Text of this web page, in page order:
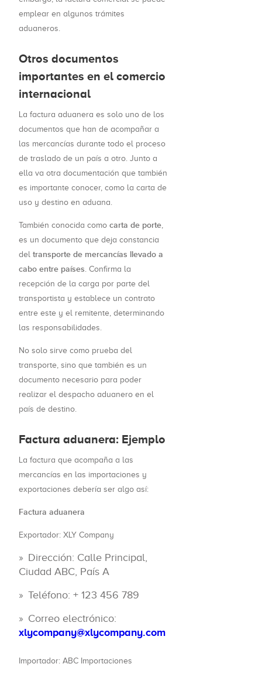
emplear en algunos trámites
aduaneros.
Otros documentos
importantes en el comercio
internacional
La factura aduanera es solo uno de los
documentos que han de acompañar a
las mercancías durante todo el proceso
de traslado de un país a otro. Junto a
ella va otra documentación que también
es importante conocer, como la carta de
uso y destino en aduana.
También conocida como carta de porte
es un documento que deja constancia
del transporte de mercancías llevado a
cabo entre países . Confirma la
recepción de la carga por parte del
transportista y establece un contrato
entre este y el remitente, determinando
las responsabilidades.
No solo sirve como prueba del
transporte, sino que también es un
documento necesario para poder
realizar el despacho aduanero en el
país de destino.
Factura aduanera: Ejemplo
La factura que acompaña a las
mercancías en las importaciones y
exportaciones debería ser algo así:
Factura aduanera
Exportador: XLY Company
Dirección: Calle Principal,
Ciudad ABC, País A
Teléfono: + 123 456 789
Correo electrónico:
xlycompany@xlycompany.com
Importador: ABC Importaciones